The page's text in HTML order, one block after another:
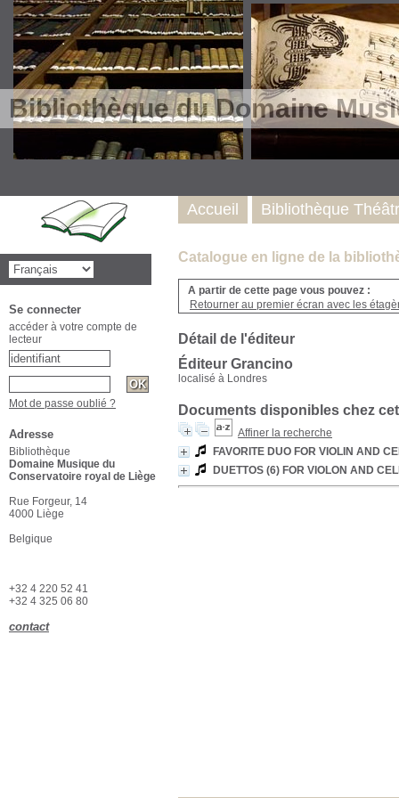
Bibliothèque du Domaine
Catalogue en ligne de la
A partir de cette page vous pouvez :
Retourner au premier écran avec les
Détail de l'éditeur
Éditeur Grancino
localisé à Londres
Documents disponibles chez
Affiner la recherche
FAVORITE DUO FOR VIOLIN AND
DUETTOS (6) FOR VIOLON AND
Accueil Bibliothèque
Se connecter
accéder à votre compte de
lecteur
Mot de passe oublié ?
Adresse
Bibliothèque
Domaine Musique du
Conservatoire royal de Liège
Rue Forgeur, 14
4000 Liège
Belgique
+32 4 220 52 41
+32 4 325 06 80
contact